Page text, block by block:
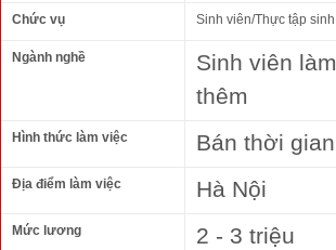
Chức vụ Sinh viên/Thực tập sinh
Ngành nghề
Sinh viên làm
thêm
Hình thức làm việc Bán thời gian
Địa điểm làm việc Hà Nội
Mức lương 2 - 3 triệu